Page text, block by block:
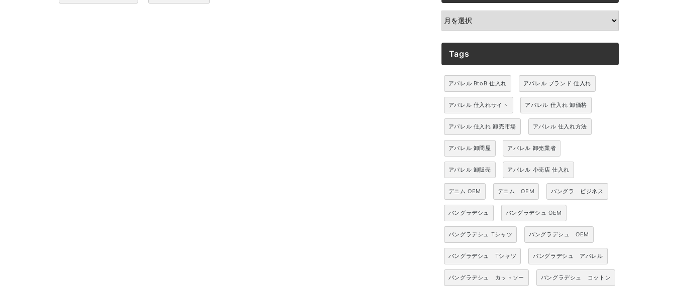
ARCHIVE
Tags
アパレル BtoB 仕入れ アパレル ブランド 仕入れ
アパレル 仕入れサイト アパレル 仕入れ 卸価格
アパレル 仕入れ 卸売市場 アパレル 仕入れ方法
アパレル 卸問屋 アパレル 卸売業者
アパレル 卸販売 アパレル 小売店 仕入れ
デニム OEM デニム OEM バングラ ビジネス
バングラデシュ バングラデシュ OEM
バングラデシュ Tシャツ バングラデシュ OEM
バングラデシュ Tシャツ バングラデシュ アパレル
バングラデシュ カットソー バングラデシュ コットン